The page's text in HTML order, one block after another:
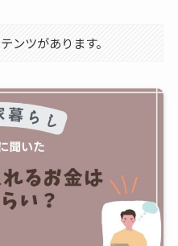
ンツがあります。